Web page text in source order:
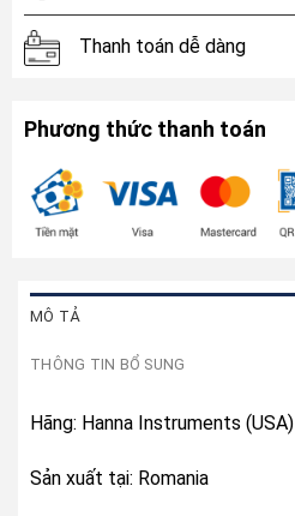
Thanh toán dễ dàng
Phương thức thanh toán
MÔ TẢ
THÔNG TIN BỔ SUNG
Hãng: Hanna Instruments (USA)
Sản xuất tại: Romania